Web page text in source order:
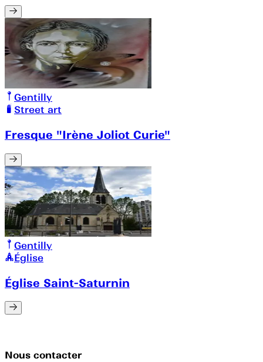
Gentilly
Street art
Fresque "Irène Joliot Curie"
Gentilly
Église
Église Saint-Saturnin
Nous contacter